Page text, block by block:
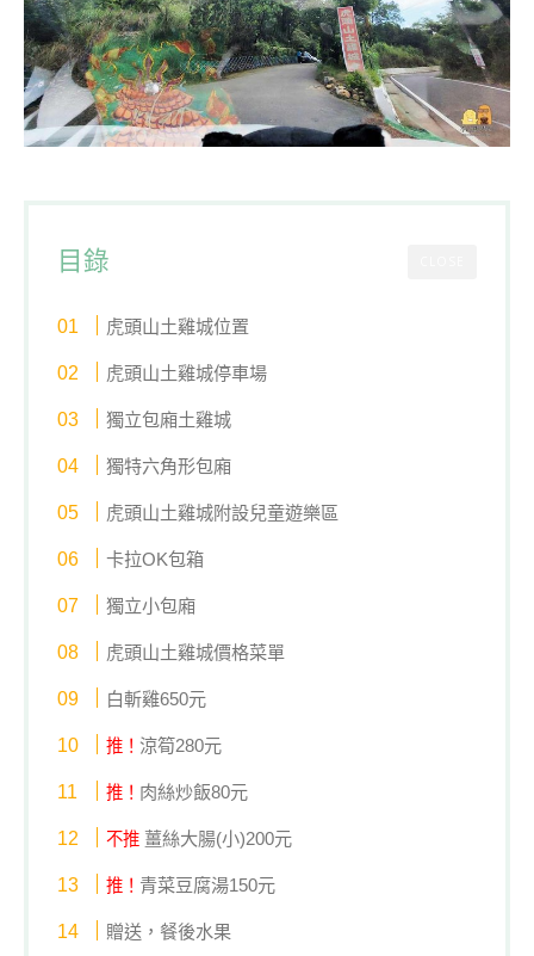
目錄
虎頭山土雞城位置
虎頭山土雞城停車場
獨立包廂土雞城
獨特六角形包廂
虎頭山土雞城附設兒童遊樂區
卡拉OK包箱
獨立小包廂
虎頭山土雞城價格菜單
白斬雞650元
推！ 涼筍280元
推！ 肉絲炒飯80元
不推 薑絲大腸(小)200元
推！ 青菜豆腐湯150元
贈送，餐後水果